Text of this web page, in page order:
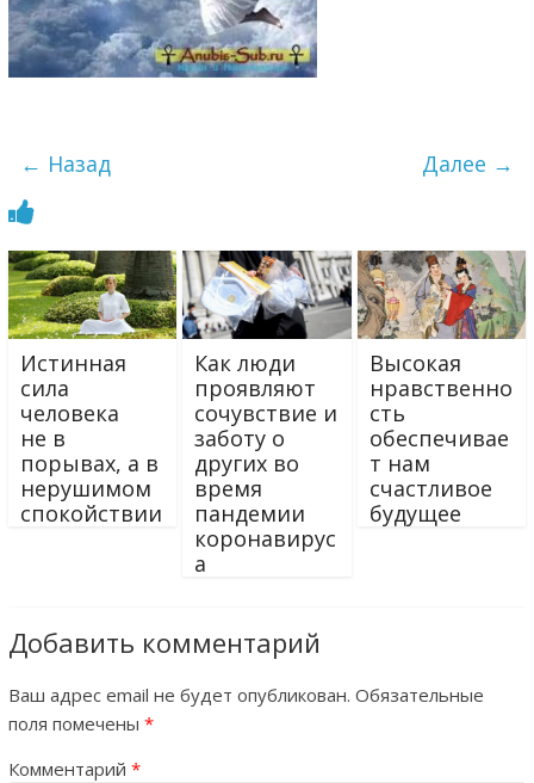
← Назад Далее →
Истинная
сила
человека
не в
порывах, а в
нерушимом
спокойствии
Как люди
проявляют
сочувствие и
заботу о
других во
время
пандемии
коронавирус
а
Высокая
нравственно
сть
обеспечивае
т нам
счастливое
будущее
Добавить комментарий
Ваш адрес email не будет опубликован. Обязательные
поля помечены *
Комментарий *